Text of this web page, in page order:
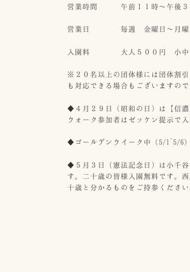
営業時間 午前１１時～午後３
営業日 毎週 金曜日～月曜
入園料 大人５００円 小中学
※２０名以上の団体様には団体割
も対応できる場合もございますの
◆４月２９日（昭和の日）は【信
ウォーク参加者はゼッケン提示で
◆ゴールデンウイーク中（5/1~5/6
◆５月３日（憲法記念日）は小千
す。二十歳の皆様入園無料です。
十歳と分かるものをご持参ください